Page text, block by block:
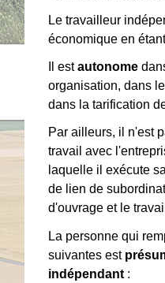
Le travailleur
économique en
Il estautonome
organisation, dans
dans la tarification
Par ailleurs, il n'est
travail avec
laquelle il exécute
de lien de
d'ouvrage et le
La personne qui
suivantes est
indépendant :